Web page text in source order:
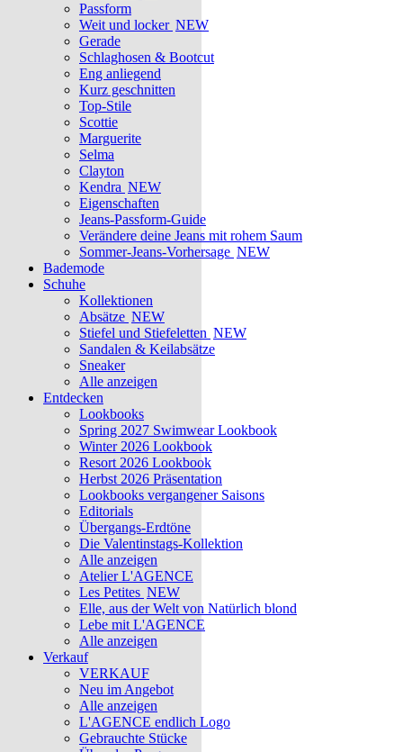
Passform
Weit und locker NEW
Gerade
Schlaghosen & Bootcut
Eng anliegend
Kurz geschnitten
Top-Stile
Scottie
Marguerite
Selma
Clayton
Kendra NEW
Eigenschaften
Jeans-Passform-Guide
Verändere deine Jeans mit rohem Saum
Sommer-Jeans-Vorhersage NEW
Bademode
Schuhe
Kollektionen
Absätze NEW
Stiefel und Stiefeletten NEW
Sandalen & Keilabsätze
Sneaker
Alle anzeigen
Entdecken
Lookbooks
Spring 2027 Swimwear Lookbook
Winter 2026 Lookbook
Resort 2026 Lookbook
Herbst 2026 Präsentation
Lookbooks vergangener Saisons
Editorials
Übergangs-Erdtöne
Die Valentinstags-Kollektion
Alle anzeigen
Atelier L'AGENCE
Les Petites NEW
Elle, aus der Welt von Natürlich blond
Lebe mit L'AGENCE
Alle anzeigen
Verkauf
VERKAUF
Neu im Angebot
Alle anzeigen
L'AGENCE endlich Logo
Gebrauchte Stücke